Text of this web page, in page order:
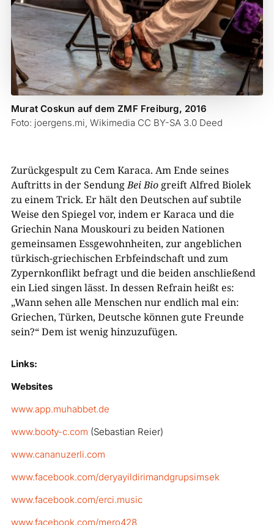
Murat Coskun auf dem ZMF Freiburg, 2016
Foto: joergens.mi, Wikimedia CC BY-SA 3.0 Deed
Zurückgespult zu Cem Karaca. Am Ende seines
Auftritts in der SendungBei Biogreift Alfred Biolek
zu einem Trick. Er hält den Deutschen auf subtile
Weise den Spiegel vor, indem er Karaca und die
Griechin Nana Mouskouri zu beiden Nationen
gemeinsamen Essgewohnheiten, zur angeblichen
türkisch-griechischen Erbfeindschaft und zum
Zypernkonflikt befragt und die beiden anschließend
ein Lied singen lässt. In dessen Refrain heißt es:
„Wann sehen alle Menschen nur endlich mal ein:
Griechen, Türken, Deutsche können gute Freunde
sein?“ Dem ist wenig hinzuzufügen.
Links:
Websites
www.app.muhabbet.de
www.booty-c.com (Sebastian Reier)
www.cananuzerli.com
www.facebook.com/deryayildirimandgrupsimsek
www.facebook.com/erci.music
www.facebook.com/mero428